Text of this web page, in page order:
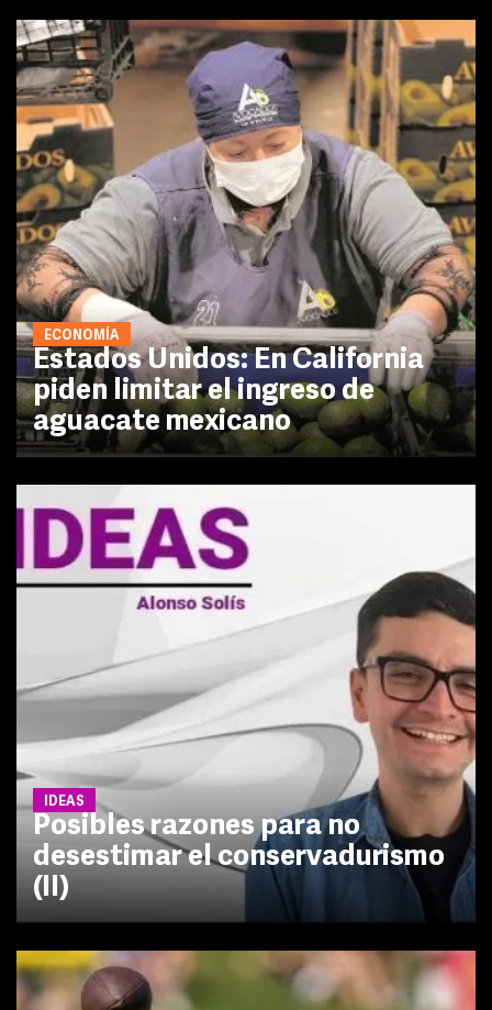
ECONOMÍA
Estados Unidos: En California
piden limitar el ingreso de
aguacate mexicano
IDEAS
Posibles razones para no
desestimar el conservadurismo
(II)